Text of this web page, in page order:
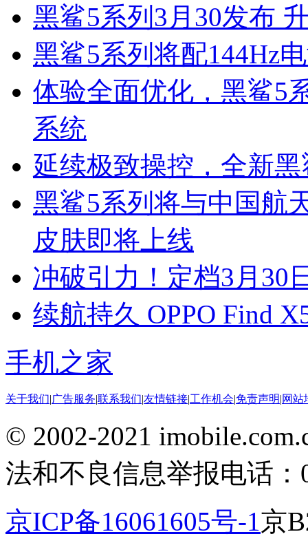
黑鲨5系列3月30发布
黑鲨5系列将配144Hz
体验全面优化，黑鲨5
系统
延续极致操控，全新
黑鲨5系列将与中国航
皮肤即将上线
冲破引力！定档3月30
续航持久 OPPO Find
手机之家
关于我们|广告服务|联系我们|友情链接|工作机会|免责声明|网站
© 2002-2021
法和不良信息举报电话：
京ICP备16061605号-1京